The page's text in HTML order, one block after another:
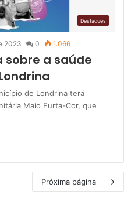
Destaques
2023 0 1.066
sobre a saúde
de Londrina terá
Maio Furta-Cor, que
Próxima página